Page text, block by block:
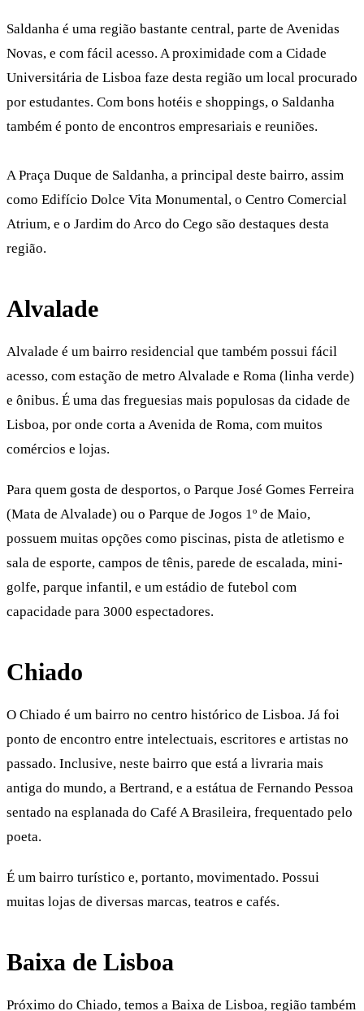
Saldanha é uma região bastante central, parte de Avenidas
Novas, e com fácil acesso. A proximidade com a Cidade
Universitária de Lisboa faze desta região um local procurado
por estudantes. Com bons hotéis e shoppings, o Saldanha
também é ponto de encontros empresariais e reuniões.
A Praça Duque de Saldanha, a principal deste bairro, assim
como Edifício Dolce Vita Monumental, o Centro Comercial
Atrium, e o Jardim do Arco do Cego são destaques desta
região.
Alvalade
Alvalade é um bairro residencial que também possui fácil
acesso, com estação de metro Alvalade e Roma (linha verde)
e ônibus. É uma das freguesias mais populosas da cidade de
Lisboa, por onde corta a Avenida de Roma, com muitos
comércios e lojas.
Para quem gosta de desportos, o Parque José Gomes Ferreira
(Mata de Alvalade) ou o Parque de Jogos 1º de Maio,
possuem muitas opções como piscinas, pista de atletismo e
sala de esporte, campos de tênis, parede de escalada, mini-
golfe, parque infantil, e um estádio de futebol com
capacidade para 3000 espectadores.
Chiado
O Chiado é um bairro no centro histórico de Lisboa. Já foi
ponto de encontro entre intelectuais, escritores e artistas no
passado. Inclusive, neste bairro que está a livraria mais
antiga do mundo, a Bertrand, e a estátua de Fernando Pessoa
sentado na esplanada do Café A Brasileira, frequentado pelo
poeta.
É um bairro turístico e, portanto, movimentado. Possui
muitas lojas de diversas marcas, teatros e cafés.
Baixa de Lisboa
Próximo do Chiado, temos a Baixa de Lisboa, região também